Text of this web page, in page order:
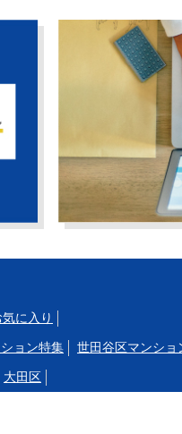
気に入り
ョン特集 世田谷区マンショ
大田区